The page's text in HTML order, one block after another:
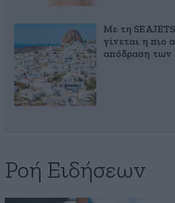
Με τη
γίνεται η πιο
απόδραση
Ροή Ειδήσεων